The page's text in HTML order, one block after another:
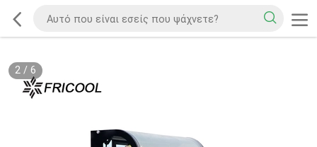
2/ 6